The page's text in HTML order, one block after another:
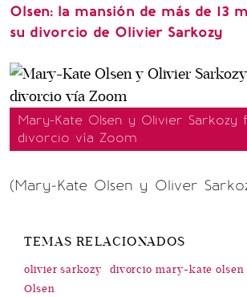
Olsen: la mansión de más de 13
su divorcio de Olivier Sarkozy
Mary-Kate Olsen y Olivier Sarkozy
divorcio vía Zoom
(Mary-Kate Olsen y Oliver
TEMAS RELACIONADOS
olivier sarkozy divorcio mary-kate olsen
Olsen